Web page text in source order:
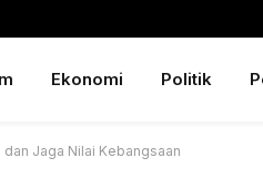
Ekonomi Politik
Jaga Nilai Kebangsaan